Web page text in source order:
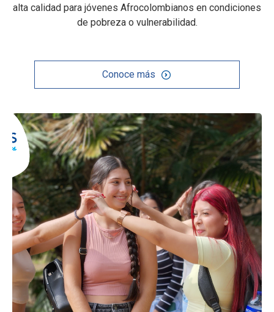
alta calidad para jóvenes Afrocolombianos en condiciones
de pobreza o vulnerabilidad.
Conoce más